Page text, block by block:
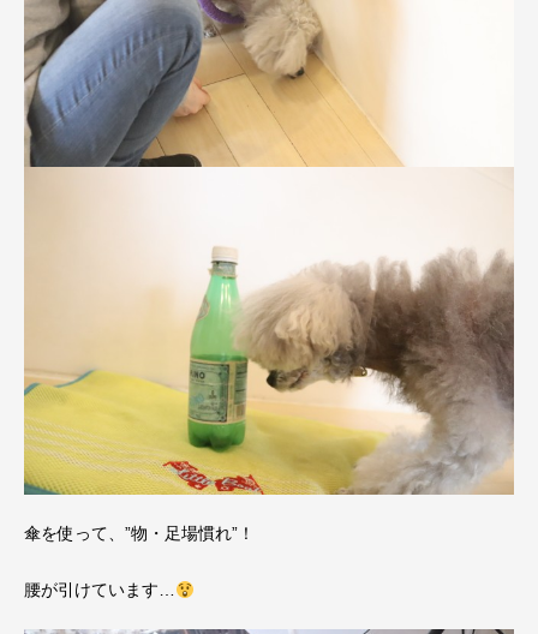
傘を使って、”物・足場慣れ”！
腰が引けています…